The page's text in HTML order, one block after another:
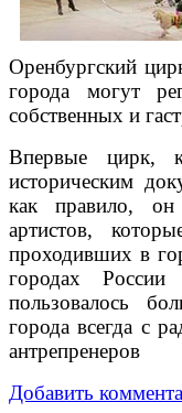
Оренбургский
города могут
собственных и
Впервые цирк,
историческим
как правило, он
артистов,
проходивших в
городах России
пользовалось
города всегда с
антрепренеров
Добавить